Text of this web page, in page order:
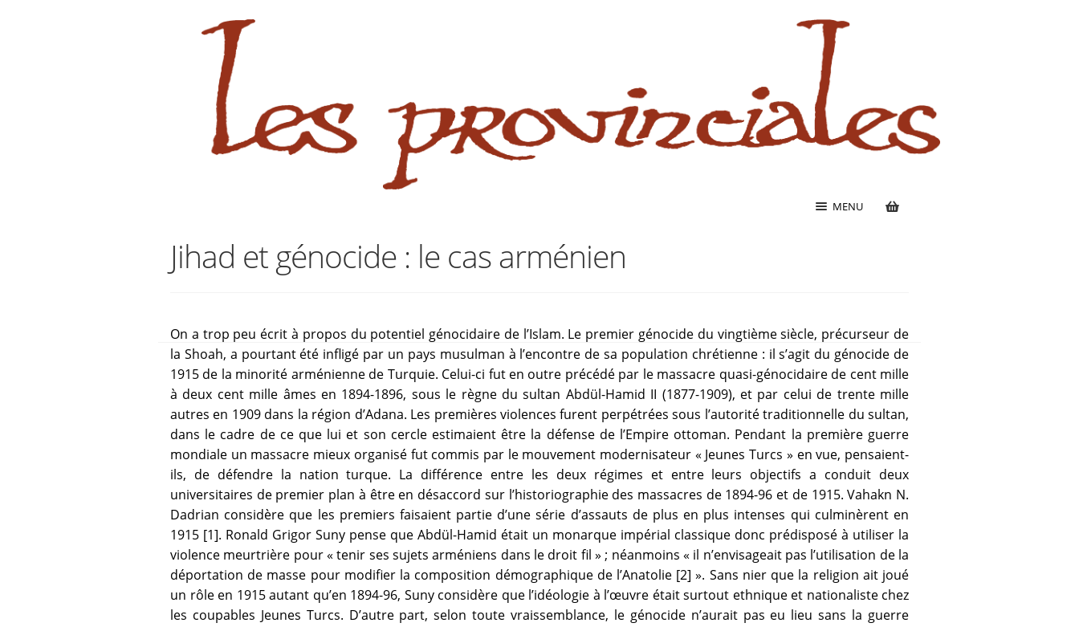
Aller
navigation
Aller
contenu
MENU
Jihad et génocide : le cas arménien
On a trop peu écrit à propos du potentiel génocidaire de l’Islam. Le premier génocide du vingtième siècle, précurseur de
la Shoah, a pourtant été infligé par un pays musulman à l’encontre de sa population chrétienne : il s’agit du génocide de
1915 de la minorité arménienne de Turquie. Celui-ci fut en outre précédé par le massacre quasi-génocidaire de cent mille
à deux cent mille âmes en 1894-1896, sous le règne du sultan Abdül-Hamid II (1877-1909), et par celui de trente mille
autres en 1909 dans la région d’Adana. Les premières violences furent perpétrées sous l’autorité traditionnelle du sultan,
dans le cadre de ce que lui et son cercle estimaient être la défense de l’Empire ottoman. Pendant la première guerre
mondiale un massacre mieux organisé fut commis par le mouvement modernisateur « Jeunes Turcs » en vue, pensaient-
ils, de défendre la nation turque. La différence entre les deux régimes et entre leurs objectifs a conduit deux
universitaires de premier plan à être en désaccord sur l’historiographie des massacres de 1894-96 et de 1915. Vahakn N.
Dadrian considère que les premiers faisaient partie d’une série d’assauts de plus en plus intenses qui culminèrent en
1915 [1]. Ronald Grigor Suny pense que Abdül-Hamid était un monarque impérial classique donc prédisposé à utiliser la
violence meurtrière pour « tenir ses sujets arméniens dans le droit fil » ; néanmoins « il n’envisageait pas l’utilisation de la
déportation de masse pour modifier la composition démographique de l’Anatolie [2] ». Sans nier que la religion ait joué
un rôle en 1915 autant qu’en 1894-96, Suny considère que l’idéologie à l’œuvre était surtout ethnique et nationaliste chez
les coupables Jeunes Turcs. D’autre part, selon toute vraissemblance, le génocide n’aurait pas eu lieu sans la guerre